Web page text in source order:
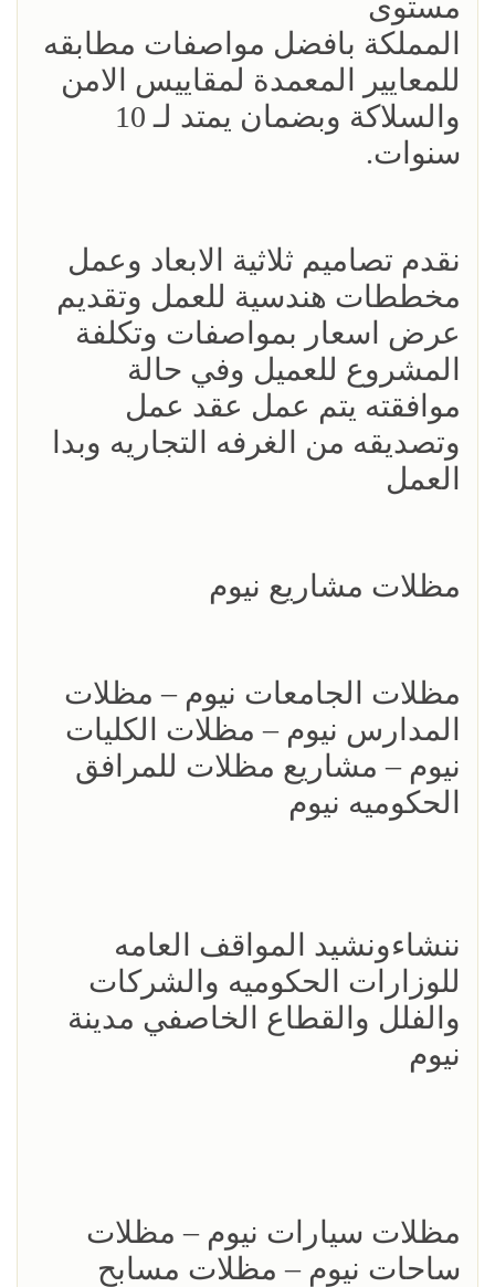
مستوى
المملكة بافضل مواصفات مطابقه
للمعايير المعمدة لمقاييس الامن
والسلاكة وبضمان يمتد لـ 10
سنوات.
نقدم تصاميم ثلاثية الابعاد وعمل
مخططات هندسية للعمل وتقديم
عرض اسعار بمواصفات وتكلفة
المشروع للعميل وفي حالة
موافقته يتم عمل عقد عمل
وتصديقه من الغرفه التجاريه وبدا
العمل
مظلات مشاريع نيوم
مظلات الجامعات نيوم – مظلات
المدارس نيوم – مظلات الكليات
نيوم – مشاريع مظلات للمرافق
الحكوميه نيوم
ننشاءونشيد المواقف العامه
للوزارات الحكوميه والشركات
والفلل والقطاع الخاصفي مدينة
نيوم
مظلات سيارات نيوم – مظلات
ساحات نيوم – مظلات مسابح